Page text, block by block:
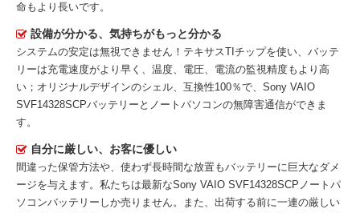
命もより長いです。
設備が分かる、気持ちがもっと分かる
システムの安定は無視できません！テキサスTIチップを使い、バッテ
リーは充電速度がより早く、温度、電圧、電流の監視精度もより高
い；オリジナルデザインのシェル、互換性100％で、Sony VAIO
SVF14328SCPバッテリーとノートパソコンの無障害通信ができま
す。
自分に厳しい、お客に優しい
間違った保管方法や、使わず長時間な放置もバッテリーに巨大なダメ
ージを与えます。私たちは最新なSony VAIO SVF14328SCPノートパ
ソコンバッテリー しか売りません。また、出荷する前に一連の厳しい